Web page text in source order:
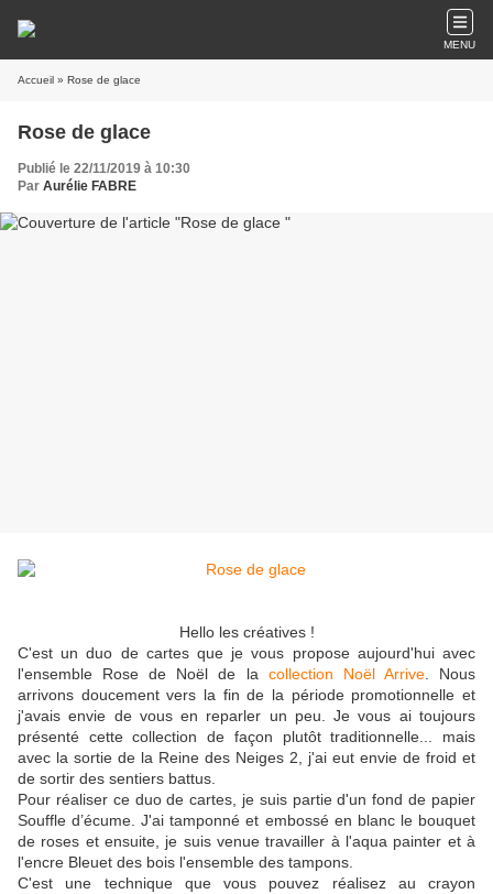
MENU
Accueil » Rose de glace
Rose de glace
Publié le 22/11/2019 à 10:30
Par Aurélie FABRE
Hello les créatives !
C'est un duo de cartes que je vous propose aujourd'hui avec
l'ensemble Rose de Noël de la collection Noël Arrive. Nous
arrivons doucement vers la fin de la période promotionnelle et
j'avais envie de vous en reparler un peu. Je vous ai toujours
présenté cette collection de façon plutôt traditionnelle... mais
avec la sortie de la Reine des Neiges 2, j'ai eut envie de froid et
de sortir des sentiers battus.
Pour réaliser ce duo de cartes, je suis partie d'un fond de papier
Souffle d’écume. J'ai tamponné et embossé en blanc le bouquet
de roses et ensuite, je suis venue travailler à l'aqua painter et à
l'encre Bleuet des bois l'ensemble des tampons.
C'est une technique que vous pouvez réalisez au crayon